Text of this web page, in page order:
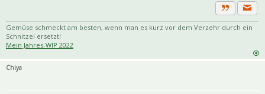
Zitat
Gemüse schmeckt am besten, wenn man es kurz vor dem Verzehr durch ein
Schnitzel ersetzt!
Mein Jahres-WIP 2022
Chiya